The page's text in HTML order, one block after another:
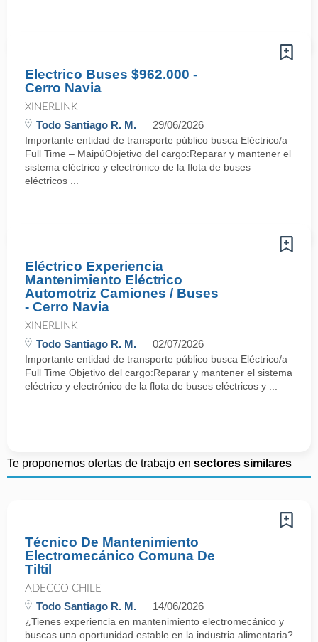
Electrico Buses $962.000 -
Cerro Navia
XINERLINK
Todo Santiago R. M. 29/06/2026
Importante entidad de transporte público busca Eléctrico/a
Full Time – MaipúObjetivo del cargo:Reparar y mantener el
sistema eléctrico y electrónico de la flota de buses
eléctricos ...
Eléctrico Experiencia
Mantenimiento Eléctrico
Automotriz Camiones / Buses
- Cerro Navia
XINERLINK
Todo Santiago R. M. 02/07/2026
Importante entidad de transporte público busca Eléctrico/a
Full Time Objetivo del cargo:Reparar y mantener el sistema
eléctrico y electrónico de la flota de buses eléctricos y ...
Te proponemos ofertas de trabajo en sectores similares
Técnico De Mantenimiento
Electromecánico Comuna De
Tiltil
ADECCO CHILE
Todo Santiago R. M. 14/06/2026
¿Tienes experiencia en mantenimiento electromecánico y
buscas una oportunidad estable en la industria alimentaria?